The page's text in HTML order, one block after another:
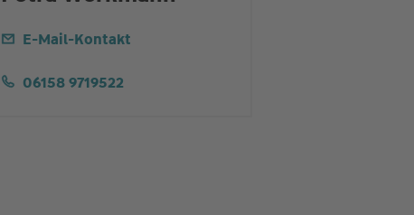
E-Mail-Kontakt
06158 9719522